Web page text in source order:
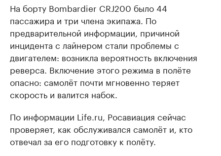
На борту Bombardier CRJ200 было 44
пассажира и три члена экипажа. По
предварительной информации, причиной
инцидента с лайнером стали проблемы с
двигателем: возникла вероятность включения
реверса. Включение этого режима в полёте
опасно: самолёт почти мгновенно теряет
скорость и валится набок.
По информации Life.ru, Росавиация сейчас
проверяет, как обслуживался самолёт и, кто
отвечал за его подготовку к полёту.